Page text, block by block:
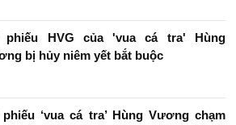
phiếu HVG của 'vua cá tra' Hùng
bị hủy niêm yết bắt buộc
‘vua cá tra’ Hùng Vương chạm